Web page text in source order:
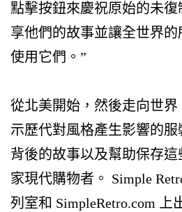
點擊按鈕來慶祝原始的未
享他們的故事並讓全世界
使用它們。”
從北美開始，然後走向世界
示歷代對風格產生影響的
背後的故事以及幫助保存
家現代購物者。 Simple
列室和 SimpleRetro.com 上